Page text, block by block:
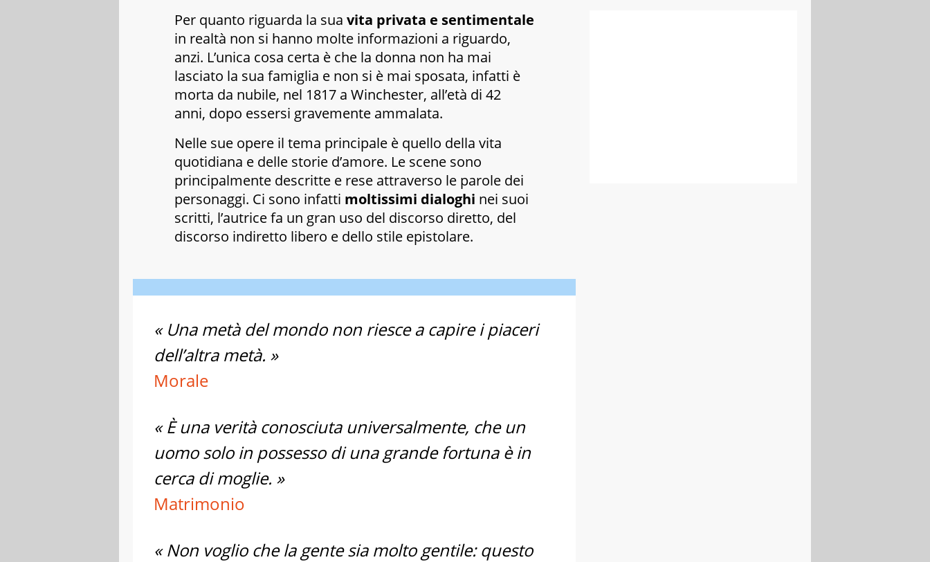
Per quanto riguarda la sua vita privata e sentimentale
in realtà non si hanno molte informazioni a riguardo,
anzi. L’unica cosa certa è che la donna non ha mai
lasciato la sua famiglia e non si è mai sposata, infatti è
morta da nubile, nel 1817 a Winchester, all’età di 42
anni, dopo essersi gravemente ammalata.
Nelle sue opere il tema principale è quello della vita
quotidiana e delle storie d’amore. Le scene sono
principalmente descritte e rese attraverso le parole dei
personaggi. Ci sono infatti moltissimi dialoghi nei suoi
scritti, l’autrice fa un gran uso del discorso diretto, del
discorso indiretto libero e dello stile epistolare.
« Una metà del mondo non riesce a capire i piaceri
dell’altra metà. »
Morale
« È una verità conosciuta universalmente, che un
uomo solo in possesso di una grande fortuna è in
cerca di moglie. »
Matrimonio
« Non voglio che la gente sia molto gentile: questo